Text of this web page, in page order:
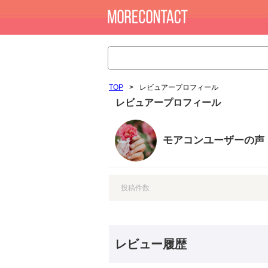
TOP > レビュアープロフィール
レビュアープロフィール
モアコンユーザーの声
投稿件数
レビュー履歴